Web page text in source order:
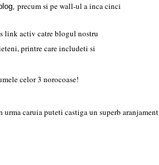
precum si pe wall-ul a inca cinci
link activ catre blogul nostru
printre care includeti si
celor 3 norocoase!
urma caruia puteti castiga un superb aranjament